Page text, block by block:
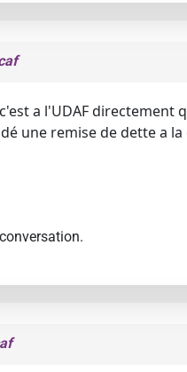
a l'UDAF directement
une remise de dette a